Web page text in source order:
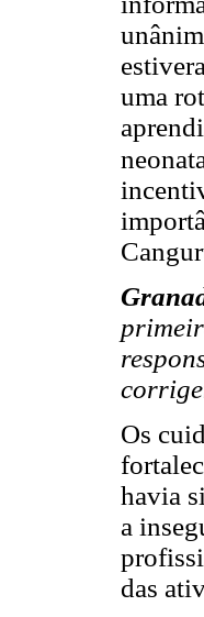
uma
Os
havia
a
das